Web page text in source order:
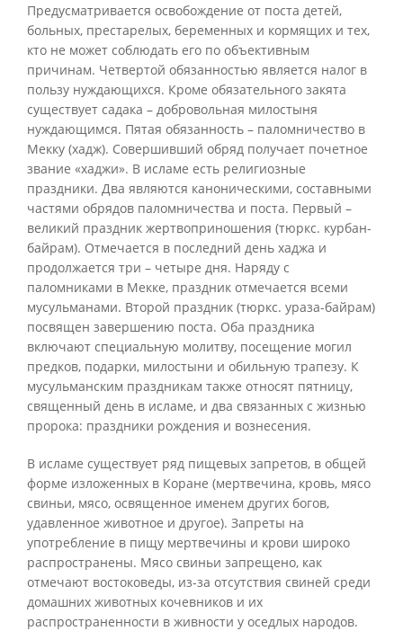
Предусматривается освобождение от поста детей,
больных, престарелых, беременных и кормящих и тех,
кто не может соблюдать его по объективным
причинам. Четвертой обязанностью является налог в
пользу нуждающихся. Кроме обязательного закята
существует садака – добровольная милостыня
нуждающимся. Пятая обязанность – паломничество в
Мекку (хадж). Совершивший обряд получает почетное
звание «хаджи». В исламе есть религиозные
праздники. Два являются каноническими, составными
частями обрядов паломничества и поста. Первый –
великий праздник жертвоприношения (тюркс. курбан-
байрам). Отмечается в последний день хаджа и
продолжается три – четыре дня. Наряду с
паломниками в Мекке, праздник отмечается всеми
мусульманами. Второй праздник (тюркс. ураза-байрам)
посвящен завершению поста. Оба праздника
включают специальную молитву, посещение могил
предков, подарки, милостыни и обильную трапезу. К
мусульманским праздникам также относят пятницу,
священный день в исламе, и два связанных с жизнью
пророка: праздники рождения и вознесения.
В исламе существует ряд пищевых запретов, в общей
форме изложенных в Коране (мертвечина, кровь, мясо
свиньи, мясо, освященное именем других богов,
удавленное животное и другое). Запреты на
употребление в пищу мертвечины и крови широко
распространены. Мясо свиньи запрещено, как
отмечают востоковеды, из-за отсутствия свиней среди
домашних животных кочевников и их
распространенности в живности у оседлых народов.